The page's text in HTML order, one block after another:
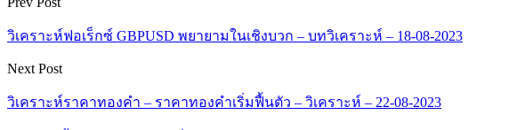
วิเคราะห์ฟอเร็กซ์ GBPUSD พยายามในเชิงบวก – บทวิเคราะห์ – 18-08-2023
Next Post
วิเคราะห์ราคาทองคำ – ราคาทองคำเริ่มฟื้นตัว – วิเคราะห์ – 22-08-2023